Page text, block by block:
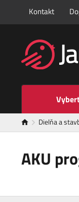
Kontakt
Dielňa a
AKU